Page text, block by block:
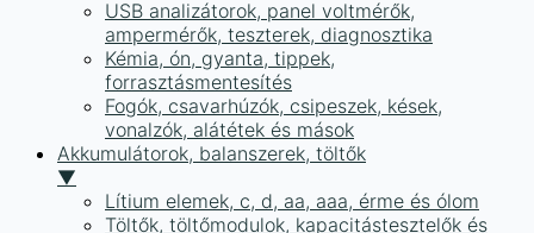
USB analizátorok, panel voltmérők,
ampermérők, teszterek, diagnosztika
Kémia, ón, gyanta, tippek,
forrasztásmentesítés
Fogók, csavarhúzók, csipeszek, kések,
vonalzók, alátétek és mások
Akkumulátorok, balanszerek, töltők
▼
Lítium elemek, c, d, aa, aaa, érme és ólom
Töltők, töltőmodulok, kapacitástesztelők és